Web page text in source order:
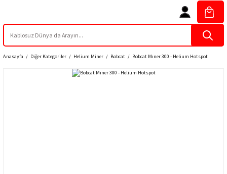
Anasayfa Diğer Kategoriler Helium Miner Bobcat Bobcat Mıner 300 - Helium Hotspot